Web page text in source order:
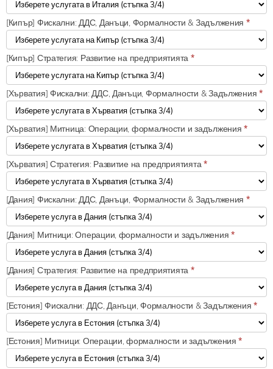
[Кипър] Фискални: ДДС, Данъци, Формалности & Задължения *
[Кипър] Стратегия: Развитие на предприятията *
[Хърватия] Фискални: ДДС, Данъци, Формалности & Задължения*
[Хърватия] Митница: Операции, формалности и задължения*
[Хърватия] Стратегия: Развитие на предприятията*
[Дания] Фискални: ДДС, Данъци, Формалности & Задължения *
[Дания] Митници: Операции, формалности и задължения *
[Дания] Стратегия: Развитие на предприятията *
[Естония] Фискални: ДДС, Данъци, Формалности & Задължения*
[Естония] Митници: Операции, формалности и задължения*